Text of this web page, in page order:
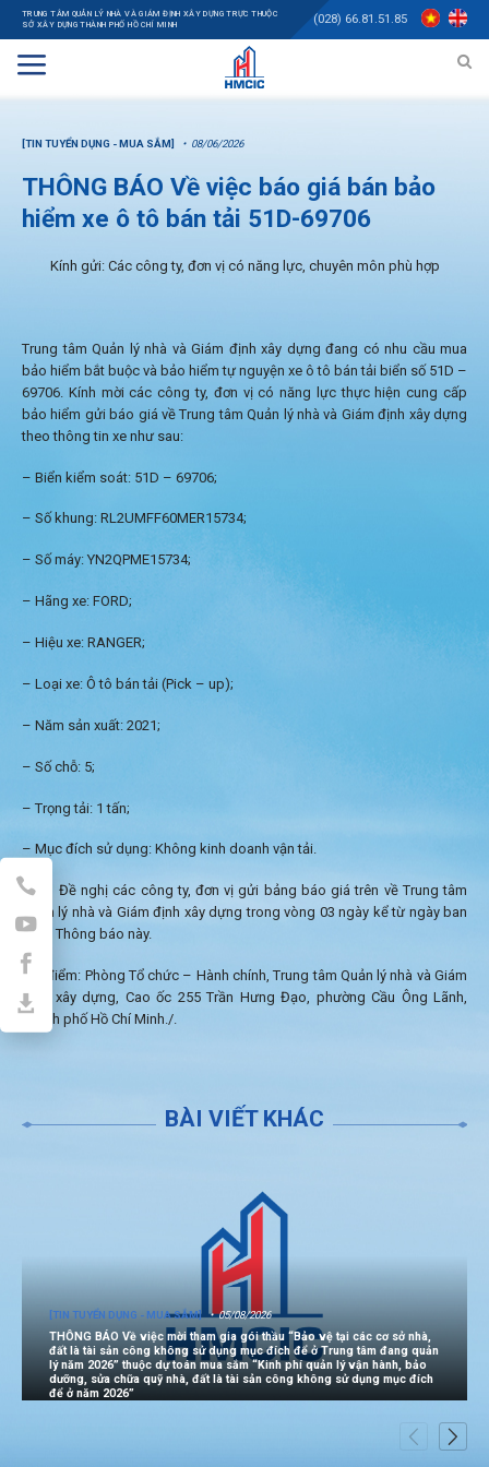
TRUNG TÂM QUẢN LÝ NHÀ VÀ GIÁM ĐỊNH XÂY DỰNG TRỰC THUỘC
SỞ XÂY DỰNG THÀNH PHỐ HỒ CHÍ MINH
(028) 66.81.51.85
[TIN TUYỂN DỤNG - MUA SẮM] 08/06/2026
THÔNG BÁO Về việc báo giá bán bảo
hiểm xe ô tô bán tải 51D-69706
Kính gửi: Các công ty, đơn vị có năng lực, chuyên môn phù hợp
Trung tâm Quản lý nhà và Giám định xây dựng đang có nhu cầu mua
bảo hiểm bắt buộc và bảo hiểm tự nguyện xe ô tô bán tải biển số 51D –
69706. Kính mời các công ty, đơn vị có năng lực thực hiện cung cấp
bảo hiểm gửi báo giá về Trung tâm Quản lý nhà và Giám định xây dựng
theo thông tin xe như sau:
– Biển kiểm soát: 51D – 69706;
– Số khung: RL2UMFF60MER15734;
– Số máy: YN2QPME15734;
– Hãng xe: FORD;
– Hiệu xe: RANGER;
– Loại xe: Ô tô bán tải (Pick – up);
– Năm sản xuất: 2021;
– Số chỗ: 5;
– Trọng tải: 1 tấn;
– Mục đích sử dụng: Không kinh doanh vận tải.
Đề nghị các công ty, đơn vị gửi bảng báo giá trên về Trung tâm
Quản lý nhà và Giám định xây dựng trong vòng 03 ngày kể từ ngày ban
hành Thông báo này.
Địa điểm: Phòng Tổ chức – Hành chính, Trung tâm Quản lý nhà và Giám
định xây dựng, Cao ốc 255 Trần Hưng Đạo, phường Cầu Ông Lãnh,
Thành phố Hồ Chí Minh./.
BÀI VIẾT KHÁC
[TIN TUYỂN DỤNG - MUA SẮM] 05/08/2026
THÔNG BÁO Về việc mời tham gia gói thầu “Bảo vệ tại các cơ sở nhà,
đất là tài sản công không sử dụng mục đích để ở Trung tâm đang quản
lý năm 2026” thuộc dự toán mua sắm “Kinh phí quản lý vận hành, bảo
dưỡng, sửa chữa quỹ nhà, đất là tài sản công không sử dụng mục đích
để ở năm 2026”